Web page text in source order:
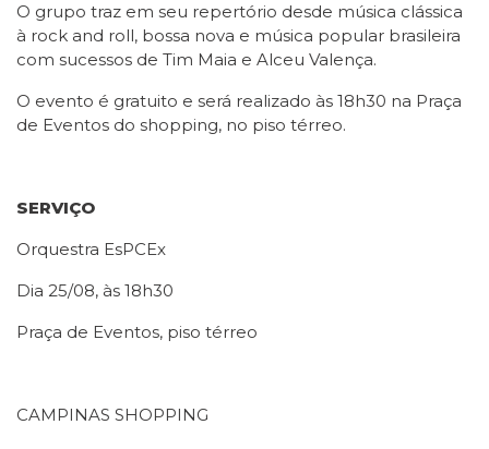
O grupo traz em seu repertório desde música clássica
à rock and roll, bossa nova e música popular brasileira
com sucessos de Tim Maia e Alceu Valença.
O evento é gratuito e será realizado às 18h30 na Praça
de Eventos do shopping, no piso térreo.
SERVIÇO
Orquestra EsPCEx
Dia 25/08, às 18h30
Praça de Eventos, piso térreo
CAMPINAS SHOPPING